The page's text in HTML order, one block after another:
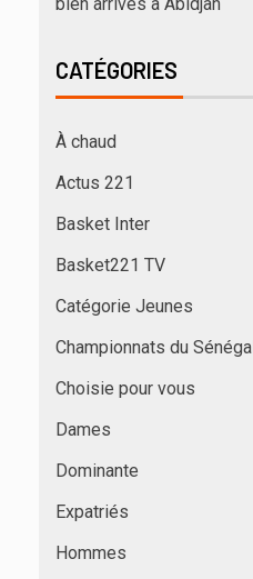
CATÉGORIES
À chaud
Actus 221
Basket Inter
Basket221 TV
Catégorie Jeunes
Championnats du
Choisie pour vous
Dames
Dominante
Expatriés
Hommes